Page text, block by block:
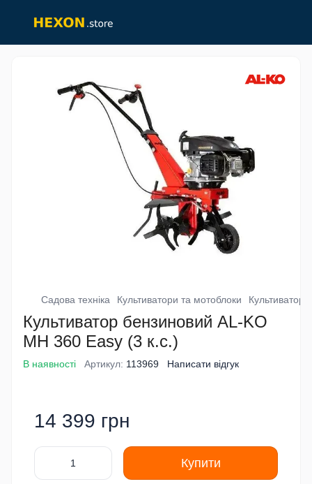
Садова техніка Культиватори та мотоблоки
Культиватор бензиновий AL-KO
MH 360 Easy (3 к.с.)
В наявності Артикул: 113969 Написати відгук
14 399 грн
Купити